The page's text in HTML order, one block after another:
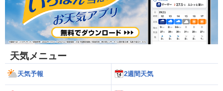
天気メニュー
天気予報 2週間天気